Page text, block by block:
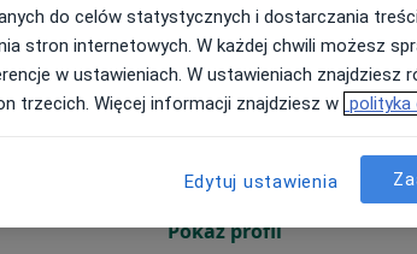
Dziś
6 Sie
Jutro
7 Sie
Sob,
8 Sie
Ndz,
9 Sie
Umawianie online nie jest dostępne
Pokaż profil
do celów statystycznych i dostarczania
stron internetowych. W każdej chwili możesz
w ustawieniach. W ustawieniach znajdziesz
trzecich. Więcej informacji znajdziesz w polityka
Edytuj ustawienia